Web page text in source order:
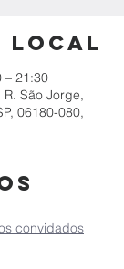
local
– 21:30
São Jorge,
06180-080,
convidados